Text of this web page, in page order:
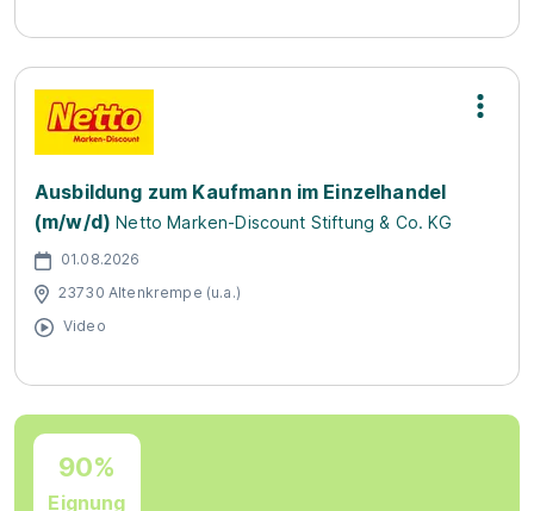
Ausbildung zum Kaufmann im Einzelhandel
(m/w/d) Netto Marken-Discount Stiftung & Co. KG
01.08.2026
23730 Altenkrempe (u.a.)
Video
90%
Eignung